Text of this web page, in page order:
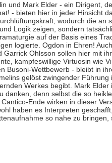
und Mark Elder - ein Dirigent,
- bieten hier in jeder Hinsicht
wodurch die an
Logik zeigen, sondern
auf der Basis eines
logierte. Ogdon in Ehren!
Garrick Ohlsson sollen hier mit
kampfeswillige Virtuosin wie
Busoni-Wettbewerb - bleibt in
gelöst zwingender
Werkes begibt. Mark
danken, denn selbst die so
Ende wirken in dieser
haben es Interpreten
so nahe zu